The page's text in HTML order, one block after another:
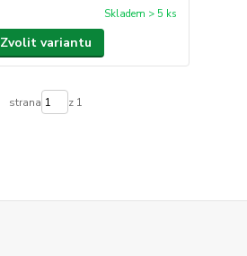
Skladem > 5 ks
Zvolit variantu
strana z 1